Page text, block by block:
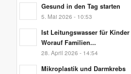
Gesund in den Tag starten
5. Mai 2026 - 10:53
Ist Leitungswasser für
Worauf Familien...
28. April 2026 - 14:54
Mikroplastik und Darmkrebs